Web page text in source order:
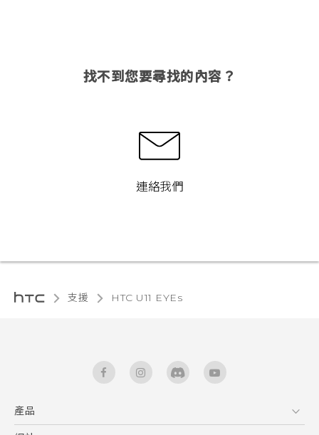
找不到您要尋找的內容？
連絡我們
支援 HTC U11 EYEs‎
產品